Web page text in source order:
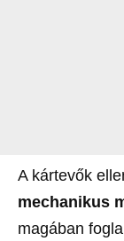
A kártevők
mechanikus
magában